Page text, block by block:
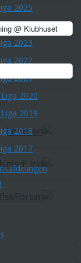
2025
2024
2023
2022
2021
2020
2019
2018
2017
@ Klubhuset